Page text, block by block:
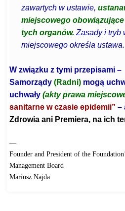
zawartych w ustawie,
miejscowego obowiązujące
tych organów. Zasady i tryb
miejscowego określa ustawa.
W związku z tymi przepisami –
Samorządy (Radni)mogą
uchwały (akty prawa
sanitarne w czasie epidemii” –
Zdrowia ani Premiera, na ich
—
Founder and President of the
Management Board
Mariusz Najda